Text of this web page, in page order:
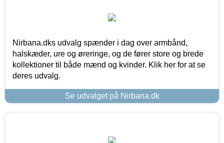
Nirbana.dks udvalg spænder i dag over armbånd,
halskæder, ure og øreringe, og de fører store og brede
kollektioner til både mænd og kvinder. Klik her for at se
deres udvalg.
Se udvalget på Nirbana.dk